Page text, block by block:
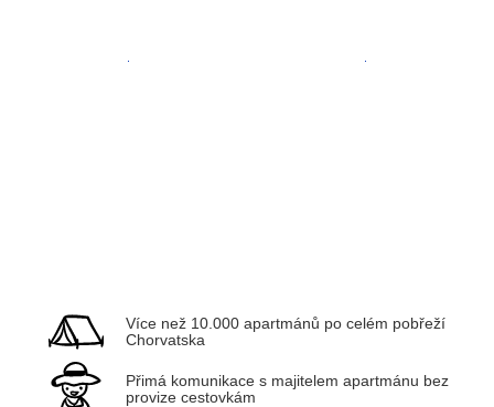
Více než 10.000 apartmánů po celém pobřeží
Chorvatska
Přimá komunikace s majitelem apartmánu bez
provize cestovkám